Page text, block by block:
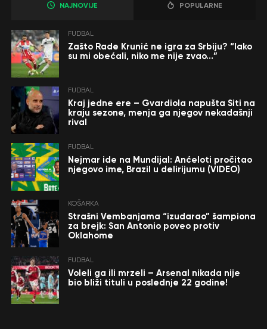
NAJNOVIJE POPULARNE
FUDBAL
Zašto Rade Krunić ne igra za Srbiju? “Iako
su mi obećali, niko me nije zvao…”
FUDBAL
Kraj jedne ere – Gvardiola napušta Siti na
kraju sezone, menja ga njegov nekadašnji
rival
FUDBAL
Nejmar ide na Mundijal: Anćeloti pročitao
njegovo ime, Brazil u delirijumu (VIDEO)
KOŠARKA
Strašni Vembanjama “izudarao” šampiona
za brejk: San Antonio poveo protiv
Oklahome
FUDBAL
Voleli ga ili mrzeli – Arsenal nikada nije
bio bliži tituli u poslednje 22 godine!